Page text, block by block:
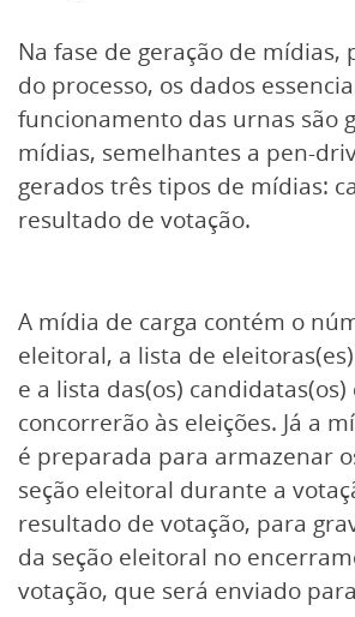
Na fase de geração de mídias,
do processo, os dados
funcionamento das urnas são
mídias, semelhantes a pen-
gerados três tipos de mídias:
resultado de votação.
A mídia de carga contém o
eleitoral, a lista de
e a lista das(os) candidatas(os)
concorrerão às eleições. Já a
é preparada para armazenar
seção eleitoral durante a
resultado de votação, para
da seção eleitoral no
votação, que será enviado